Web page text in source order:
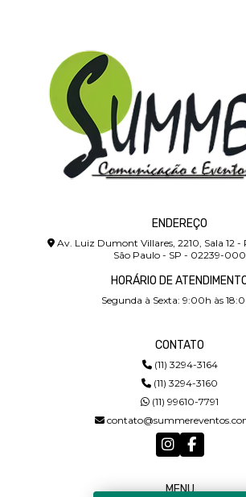
ENDEREÇO
Av. Luiz Dumont Villares, 2210, Sala 12 -
São Paulo - SP - 02239-000
HORÁRIO DE
Segunda à Sexta: 9:00h às
CONTATO
(11) 3294-3164
(11) 3294-3160
(11) 99610-7791
MENU